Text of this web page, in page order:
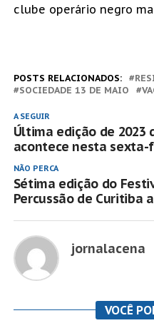
clube operário negro
POSTS RELACIONADOS:
SOCIEDADE 13 DE MAIO
A SEGUIR
Última edição de 2023
acontece nesta sexta-
NÃO PERCA
Sétima edição do
Percussão de Curitiba
jornalacena
VOCÊ